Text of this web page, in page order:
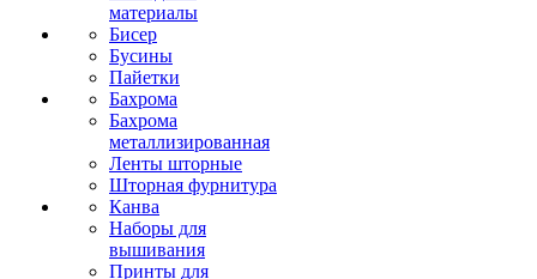
материалы
Бисер
Бусины
Пайетки
Бахрома
Бахрома
металлизированная
Ленты шторные
Шторная фурнитура
Канва
Наборы для
вышивания
Принты для